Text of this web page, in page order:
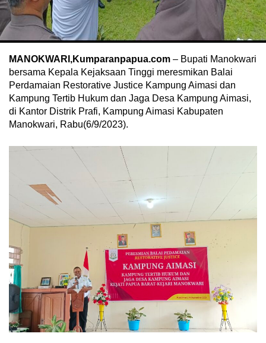
MANOKWARI,Kumparanpapua.com – Bupati Manokwari
bersama Kepala Kejaksaan Tinggi meresmikan Balai
Perdamaian Restorative Justice Kampung Aimasi dan
Kampung Tertib Hukum dan Jaga Desa Kampung Aimasi,
di Kantor Distrik Prafi, Kampung Aimasi Kabupaten
Manokwari, Rabu(6/9/2023).